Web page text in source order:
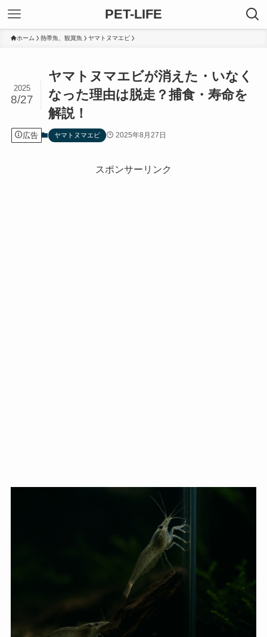
PET-LIFE
ホーム 熱帯魚、観賞魚 ヤマトヌマエビ
ヤマトヌマエビが消えた・いなく
なった理由は脱走？捕食・寿命を
解説！
2025
8/27
広告 ヤマトヌマエビ 2025年8月27日
スポンサーリンク